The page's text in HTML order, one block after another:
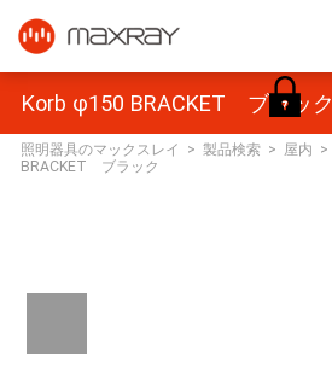
Korb φ150 BRACKET ブラック
照明器具のマックスレイ > 製品検索 > 屋内 >
BRACKET ブラック